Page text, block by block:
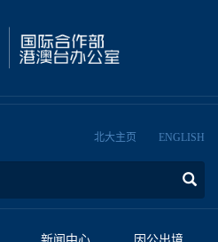
北大主页 ENGLISH